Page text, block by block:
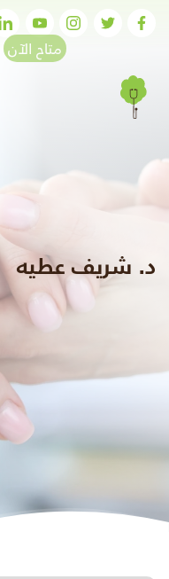
متاح الآن
د. شريف عطيه